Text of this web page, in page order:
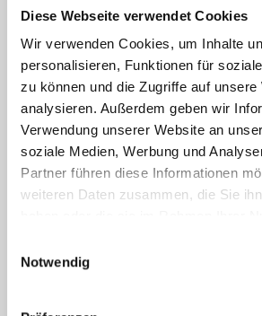
Diese Webseite verwendet Cookies
Wir verwenden Cookies, um Inhalte
personalisieren, Funktionen für
zu können und die Zugriffe auf unsere
analysieren. Außerdem geben wir
Verwendung unserer Website an
soziale Medien, Werbung und
Partner führen diese Informationen
weiteren Daten zusammen, die Sie
Notwendig